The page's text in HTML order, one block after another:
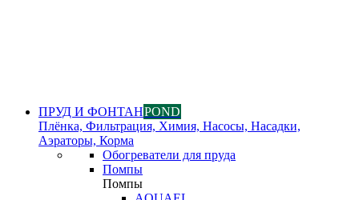
ПРУД И ФОНТАНPOND
Плёнка, Фильтрация, Химия, Насосы, Насадки,
Аэраторы, Корма
Обогреватели для пруда
Помпы
Помпы